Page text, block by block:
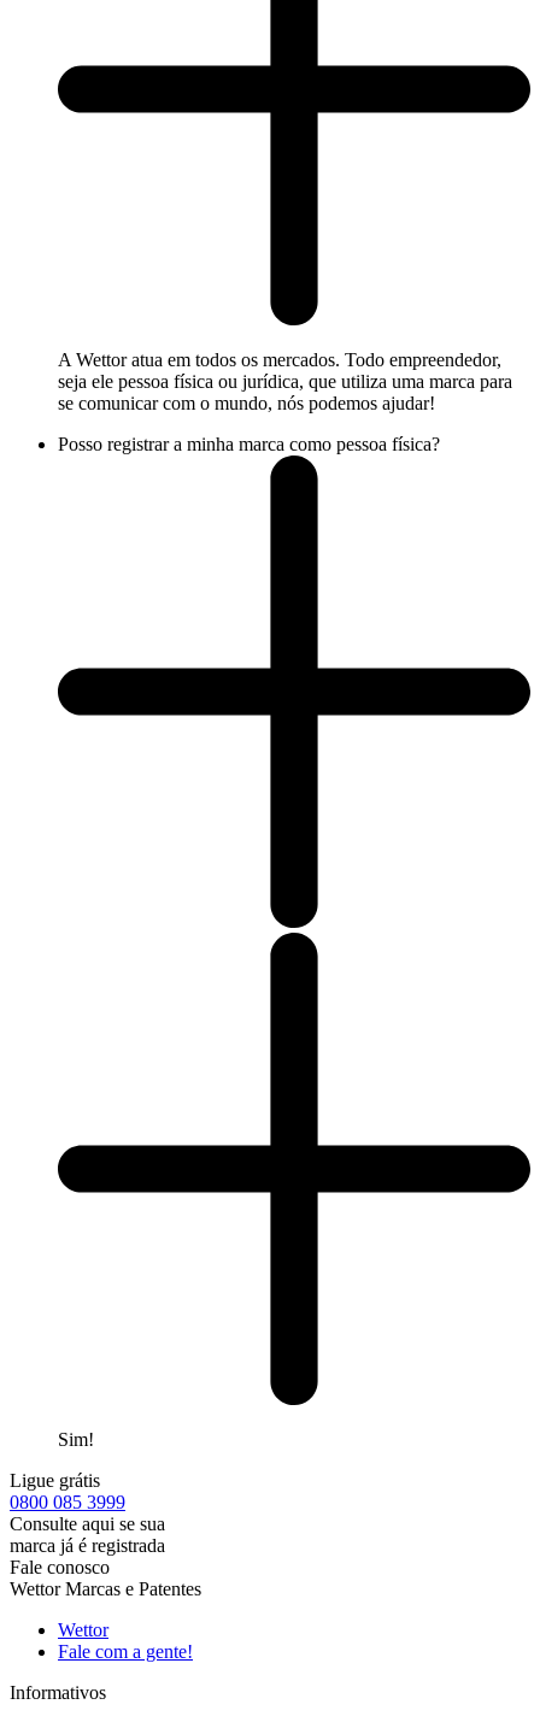
A Wettor atua em todos os mercados. Todo empreendedor,
seja ele pessoa física ou jurídica, que utiliza uma marca para
se comunicar com o mundo, nós podemos ajudar!
Posso registrar a minha marca como pessoa física?
Sim!
Ligue grátis
0800 085 3999
Consulte aqui se sua
marca já é registrada
Fale conosco
Wettor Marcas e Patentes
Wettor
Fale com a gente!
Informativos